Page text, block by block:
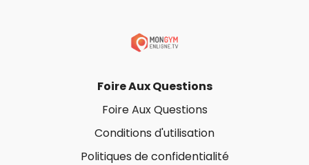
Foire Aux Questions
Foire Aux Questions
Conditions d'utilisation
Politiques de confidentialité